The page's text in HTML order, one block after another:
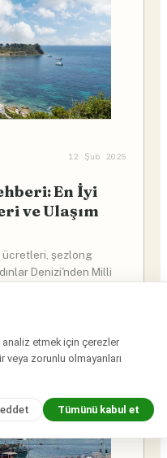
12 Şub 2025
En İyi
ve Ulaşım
ücretleri, şezlong
Denizi'nden Milli
etmek için çerezler
veya zorunlu olmayanları
Tümünü kabul et